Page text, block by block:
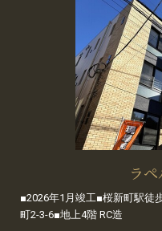
ラ
■2026年1月竣工■桜新町駅徒
町2-3-6■地上4階 RC造